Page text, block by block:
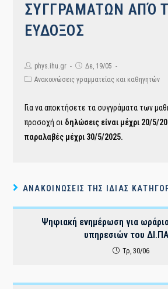
ΣΥΓΓΡΑΜΑΤΩΝ ΑΠΌ
ΕΥΔΟΞΟΣ
Post
author:
phys.ihu.gr
PostΔε, 19/05
PostΑνακοινώσεις γραμματείας και καθηγητών
Για να αποκτήσετε τα συγγράματα των
προσοχή οι δηλώσεις είναι μέχρι 20/5/
παραλαβές μέχρι 30/5/2025.
ΑΝΑΚΟΙΝΏΣΕΙΣ ΤΗΣ ΊΔΙΑΣ
Ψηφιακή ενημέρωση για
υπηρεσιών του
Τρ, 30/06